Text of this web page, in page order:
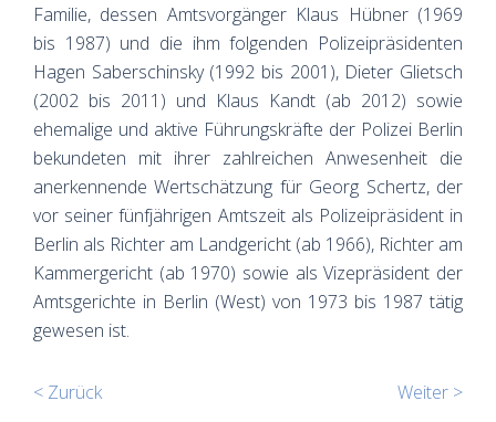
Familie, dessen Amtsvorgänger Klaus Hübner (1969
bis 1987) und die ihm folgenden Polizeipräsidenten
Hagen Saberschinsky (1992 bis 2001), Dieter Glietsch
(2002 bis 2011) und Klaus Kandt (ab 2012) sowie
ehemalige und aktive Führungskräfte der Polizei Berlin
bekundeten mit ihrer zahlreichen Anwesenheit die
anerkennende Wertschätzung für Georg Schertz, der
vor seiner fünfjährigen Amtszeit als Polizeipräsident in
Berlin als Richter am Landgericht (ab 1966), Richter am
Kammergericht (ab 1970) sowie als Vizepräsident der
Amtsgerichte in Berlin (West) von 1973 bis 1987 tätig
gewesen ist.
< Zurück Weiter >